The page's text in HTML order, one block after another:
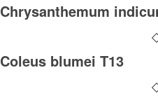
Chrysanthemum
Coleus blumei T13